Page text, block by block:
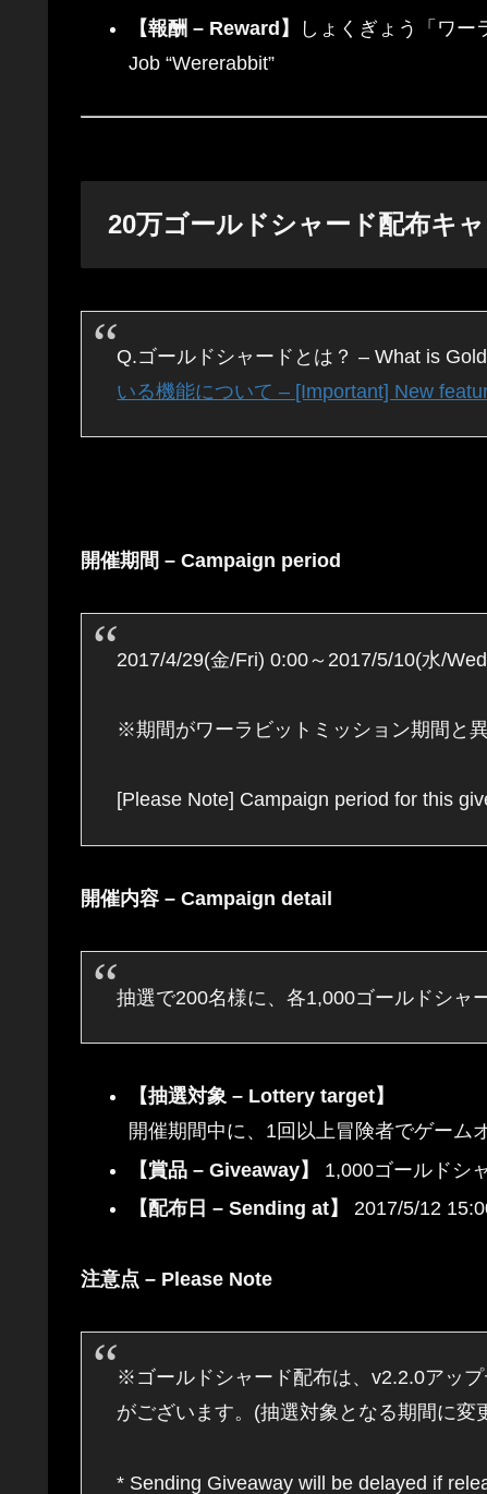
【報酬 – Reward】
しょくぎょう「ワー
Job “Wererabbit”
20万ゴールドシャード配布キ
Q.ゴールドシャードとは？ – What is
いる機能について – [Important] New
開催期間 – Campaign period
2017/4/29(金/Fri) 0:00～2017/5/10(水/
※期間がワーラビットミッション期間と
[Please Note] Campaign period for this
開催内容 – Campaign detail
抽選で200名様に、各1,000ゴールドシャ
【抽選対象 – Lottery target】
開催期間中に、1回以上冒険者でゲーム
【賞品 – Giveaway】
1,000ゴールドシ
【配布日 – Sending at】
2017/5/12
注意点 – Please Note
※ゴールドシャード配布は、v2.2.0アッ
がございます。(抽選対象となる期間に変
* Sending Giveaway will be delayed if